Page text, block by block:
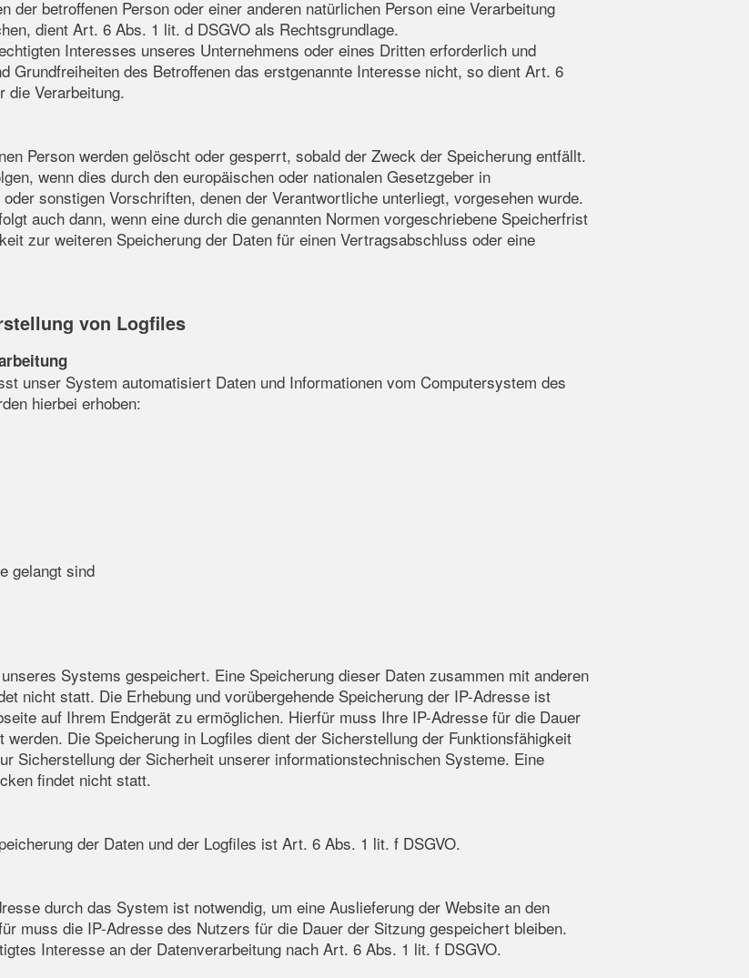
der betroffenen Person oder einer anderen natürlichen Person eine Verarbeitung
dient Art. 6 Abs. 1 lit. d DSGVO als Rechtsgrundlage.
Interesses unseres Unternehmens oder eines Dritten erforderlich und
Grundfreiheiten des Betroffenen das erstgenannte Interesse nicht, so dient Art. 6
die Verarbeitung.
Person werden gelöscht oder gesperrt, sobald der Zweck der Speicherung entfällt.
wenn dies durch den europäischen oder nationalen Gesetzgeber in
sonstigen Vorschriften, denen der Verantwortliche unterliegt, vorgesehen wurde.
auch dann, wenn eine durch die genannten Normen vorgeschriebene Speicherfrist
zur weiteren Speicherung der Daten für einen Vertragsabschluss oder eine
von Logfiles
unser System automatisiert Daten und Informationen vom Computersystem des
hierbei erhoben:
gelangt sind
Systems gespeichert. Eine Speicherung dieser Daten zusammen mit anderen
nicht statt. Die Erhebung und vorübergehende Speicherung der IP-Adresse ist
auf Ihrem Endgerät zu ermöglichen. Hierfür muss Ihre IP-Adresse für die Dauer
Die Speicherung in Logfiles dient der Sicherstellung der Funktionsfähigkeit
Sicherstellung der Sicherheit unserer informationstechnischen Systeme. Eine
findet nicht statt.
der Daten und der Logfiles ist Art. 6 Abs. 1 lit. f DSGVO.
durch das System ist notwendig, um eine Auslieferung der Website an den
muss die IP-Adresse des Nutzers für die Dauer der Sitzung gespeichert bleiben.
Interesse an der Datenverarbeitung nach Art. 6 Abs. 1 lit. f DSGVO.